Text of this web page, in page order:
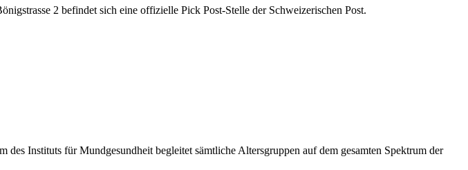
2 befindet sich eine offizielle Pick Post-Stelle der Schweizerischen Post.
Instituts für Mundgesundheit begleitet sämtliche Altersgruppen auf dem gesamten Spektrum der